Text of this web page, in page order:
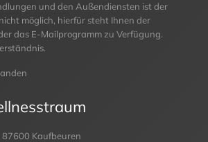
und den Außendiensten ist der
möglich, hierfür steht Ihnen der
das E-Mailprogramm zu Verfügung.
87600 Kaufbeuren